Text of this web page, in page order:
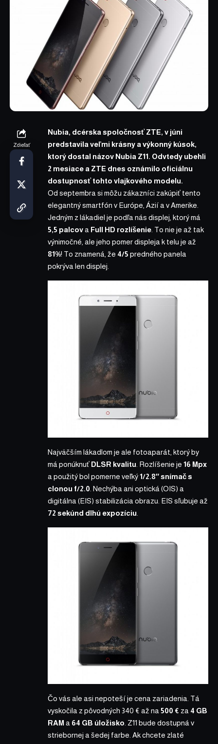
Zdieľať
Nubia, dcérska spoločnosť ZTE, v júni
predstavila veľmi krásny a výkonný kúsok,
ktorý dostal názov Nubia Z11. Odvtedy ubehli
2 mesiace a ZTE dnes oznámilo oficiálnu
dostupnosť tohto vlajkového modelu.
Od septembra si môžu zákazníci zakúpiť tento
elegantný smartfón v Európe, Ázií a v Amerike.
Jedným z lákadiel je podľa nás displej, ktorý má
5,5 palcova Full HD rozlíšenie . To nie je až tak
výnimočné, ale jeho pomer displeja k telu je až
81%! To znamená, že 4/5 predného panela
pokrýva len displej.
Najväčším lákadlom je ale fotoaparát, ktorý by
má ponúknuť DLSR kvalitu . Rozlíšenie je 16 Mpx
a použitý bol pomerne veľký1/2.8″ snímač s
clonou f/2.0 . Nechýba ani optická (OIS) a
digitálna (EIS) stabilizácia obrazu. EIS sľubuje až
72 sekúnd dlhú expozíciu
Čo vás ale asi nepoteší je cena zariadenia. Tá
vyskočila z pôvodných 340 € až na 500 € za 4 GB
RAM a 64 GB úložisko . Z11 bude dostupná v
striebornej a šedej farbe. Ak chcete zlaté